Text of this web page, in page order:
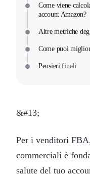
Come viene
account Amazon?
Altre metriche
Come puoi
Pensieri finali
&#13;
Per i venditori
commerciali è
salute del tuo